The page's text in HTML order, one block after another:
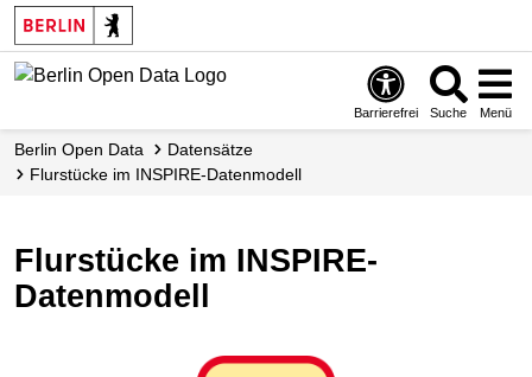
Skip
to
main
Barrierefrei Suche Menü
Berlin Open Data
Datensätze
Flurstücke im INSPIRE-Datenmodell
Flurstücke im INSPIRE-
Datenmodell